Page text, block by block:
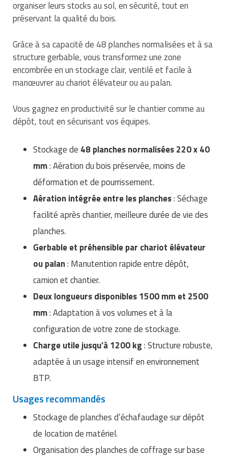
Ustensile cuisine professionnel
Vêtements personnalisés
Vitrines pour magasin
Traitement de l'air
Trancheuse professionnelle
Transformateur électrique
Tubes et profilés
Tuyau flexible
Tuyau galvanisé
Ventilateurs et aération d'atelier
Tapis de bureau
Tapis et caillebotis
Traitement des surfaces
Traitement du linge
Vestiaires et casiers
Equipements de football
Equipements pour patinage
Equipements pour roller
Equipements pour skateboard
Equipements pour stade et terrain
Jeu gymnique
Loisirs
Matériel de fitness
Matériel de musculation
Vêtement sportif
Pétrin professionnel
Plats et plateaux
Pompes à sauce
Portes commandes restaurant
Présentoir pour restaurant
Réchaud professionnel
Réfrigérateur professionnel
Restauration foraine
Robinetterie professionnelle
Rôtisserie professionnelle
Sautause professionnelle
Table de cuisson professionnelle
Tables de préparation réfrigérées
Ustensile de cuisine
Vaisselle restaurant
organiser leurs stocks au sol, en sécurité, tout en
préservant la qualité du bois.
Grâce à sa capacité de 48 planches normalisées et à sa
structure gerbable, vous transformez une zone
encombrée en un stockage clair, ventilé et facile à
manœuvrer au chariot élévateur ou au palan.
Vous gagnez en productivité sur le chantier comme au
dépôt, tout en sécurisant vos équipes.
Stockage de 48 planches normalisées 220 x 40
mm: Aération du bois préservée, moins de
déformation et de pourrissement.
Aération intégrée entre les planches: Séchage
facilité après chantier, meilleure durée de vie des
planches.
Gerbable et préhensible par chariot élévateur
ou palan: Manutention rapide entre dépôt,
camion et chantier.
Deux longueurs disponibles 1500 mm et 2500
mm: Adaptation à vos volumes et à la
configuration de votre zone de stockage.
Charge utile jusqu’à 1200 kg: Structure robuste,
adaptée à un usage intensif en environnement
BTP.
Usages recommandés
Stockage de planches d’échafaudage sur dépôt
de location de matériel.
Organisation des planches de coffrage sur base